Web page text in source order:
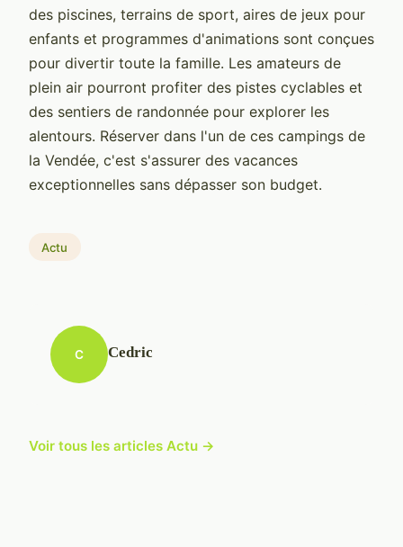
des piscines, terrains de sport, aires de jeux pour
enfants et programmes d'animations sont conçues
pour divertir toute la famille. Les amateurs de
plein air pourront profiter des pistes cyclables et
des sentiers de randonnée pour explorer les
alentours. Réserver dans l'un de ces campings de
la Vendée, c'est s'assurer des vacances
exceptionnelles sans dépasser son budget.
Actu
C Cedric
Voir tous les articles Actu →